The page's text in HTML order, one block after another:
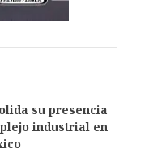
su presencia
industrial en